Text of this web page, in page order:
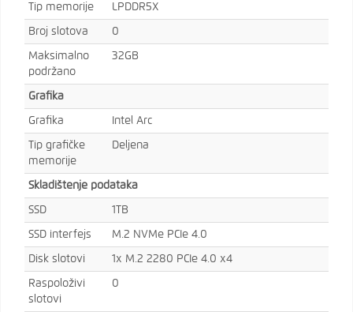
Tip memorije LPDDR5X
Broj slotova 0
Maksimalno
podržano
32GB
Grafika
Grafika Intel Arc
Tip grafičke
memorije
Deljena
Skladištenje podataka
SSD 1TB
SSD interfejs M.2 NVMe PCIe 4.0
Disk slotovi 1x M.2 2280 PCIe 4.0 x4
Raspoloživi
slotovi
0